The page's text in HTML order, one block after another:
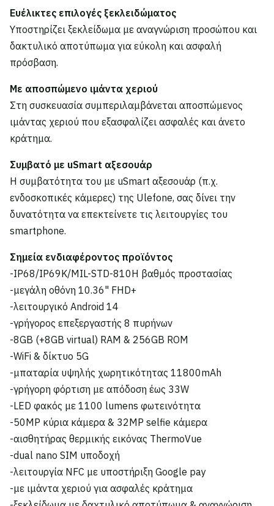
Ευέλικτες επιλογές ξεκλειδώματος
Υποστηρίζει ξεκλείδωμα με αναγνώριση προσώπου και
δακτυλικό αποτύπωμα για εύκολη και ασφαλή
πρόσβαση.
Με αποσπώμενο ιμάντα χεριού
Στη συσκευασία συμπεριλαμβάνεται αποσπώμενος
ιμάντας χεριού που εξασφαλίζει ασφαλές και άνετο
κράτημα.
Συμβατό με uSmart αξεσουάρ
Η συμβατότητα του με uSmart αξεσουάρ (π.χ.
ενδοσκοπικές κάμερες) της Ulefone, σας δίνει την
δυνατότητα να επεκτείνετε τις λειτουργίες του
smartphone.
Σημεία ενδιαφέροντος προϊόντος
-IP68/IP69K/MIL-STD-810H βαθμός προστασίας
-μεγάλη οθόνη 10.36" FHD+
-λειτουργικό Android 14
-γρήγορος επεξεργαστής 8 πυρήνων
-8GB (+8GB virtual) RAM & 256GB ROM
-WiFi & δίκτυο 5G
-μπαταρία υψηλής χωρητικότητας 11800mAh
-γρήγορη φόρτιση με απόδοση έως 33W
-LED φακός με 1100 lumens φωτεινότητα
-50MP κύρια κάμερα & 32MP selfie κάμερα
-αισθητήρας θερμικής εικόνας ThermoVue
-dual nano SIM υποδοχή
-λειτουργία NFC με υποστήριξη Google pay
-με ιμάντα χεριού για ασφαλές κράτημα